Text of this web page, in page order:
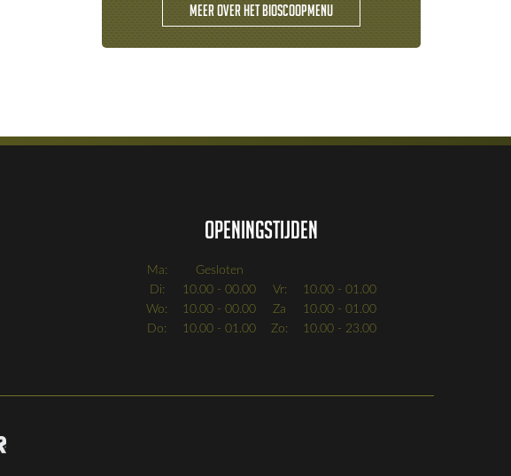
Meer over het bioscoopmenu
Openingstijden
Ma:
Gesloten
Di:
10.00 - 00.00 Vr:
10.00 - 01.00
Wo:
10.00 - 00.00 Za
10.00 - 01.00
Do:
10.00 - 01.00 Zo: 10.00 - 23.00